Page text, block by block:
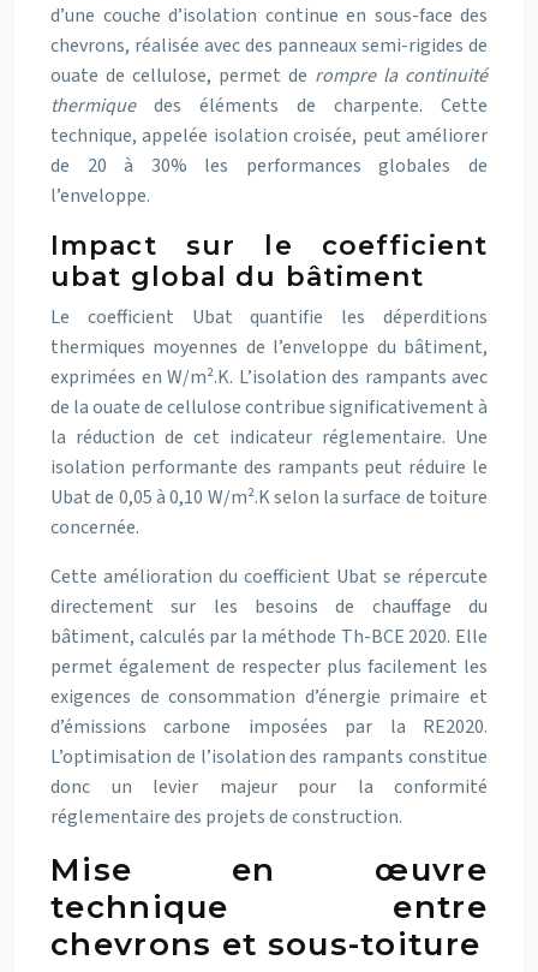
d’une couche d’isolation continue en sous-face des
chevrons, réalisée avec des panneaux semi-rigides de
ouate de cellulose, permet de rompre la continuité
thermique des éléments de charpente. Cette
technique, appelée isolation croisée, peut améliorer
de 20 à 30% les performances globales de
l’enveloppe.
Impact sur le coefficient
ubat global du bâtiment
Le coefficient Ubat quantifie les déperditions
thermiques moyennes de l’enveloppe du bâtiment,
exprimées en W/m².K. L’isolation des rampants avec
de la ouate de cellulose contribue significativement à
la réduction de cet indicateur réglementaire. Une
isolation performante des rampants peut réduire le
Ubat de 0,05 à 0,10 W/m².K selon la surface de toiture
concernée.
Cette amélioration du coefficient Ubat se répercute
directement sur les besoins de chauffage du
bâtiment, calculés par la méthode Th-BCE 2020. Elle
permet également de respecter plus facilement les
exigences de consommation d’énergie primaire et
d’émissions carbone imposées par la RE2020.
L’optimisation de l’isolation des rampants constitue
donc un levier majeur pour la conformité
réglementaire des projets de construction.
Mise en œuvre
technique entre
chevrons et sous-toiture